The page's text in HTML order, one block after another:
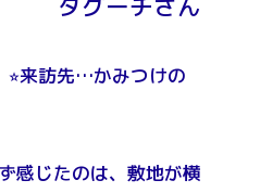
来訪先…かみつけの
感じたのは、敷地が横